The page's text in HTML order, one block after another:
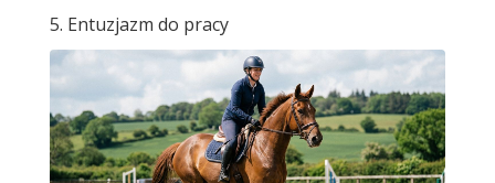
5. Entuzjazm do pracy